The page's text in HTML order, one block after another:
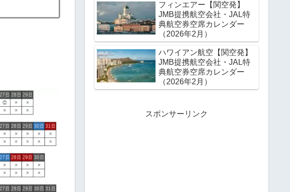
フィンエアー【関空発】
JMB提携航空会社・JAL特
典航空券空席カレンダー
（2026年2月）
ハワイアン航空【関空発】
JMB提携航空会社・JAL特
典航空券空席カレンダー
（2026年2月）
スポンサーリンク